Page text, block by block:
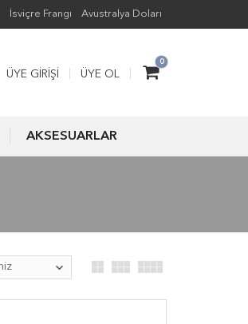
İsviçre Frangı Avustralya Doları
0
ÜYE GIRIŞI ÜYE OL
AKSESUARLAR